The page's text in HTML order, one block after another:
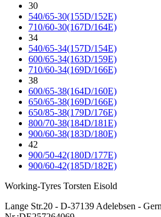
30
540/65-30(155D/152E)
710/60-30(167D/164E)
34
540/65-34(157D/154E)
600/65-34(163D/159E)
710/60-34(169D/166E)
38
600/65-38(164D/160E)
650/65-38(169D/166E)
650/85-38(179D/176E)
800/70-38(184D/181E)
900/60-38(183D/180E)
42
900/50-42(180D/177E)
900/60-42(185D/182E)
Working-Tyres Torsten Eisold
Lange Str.20 - D-37139 Adelebsen -